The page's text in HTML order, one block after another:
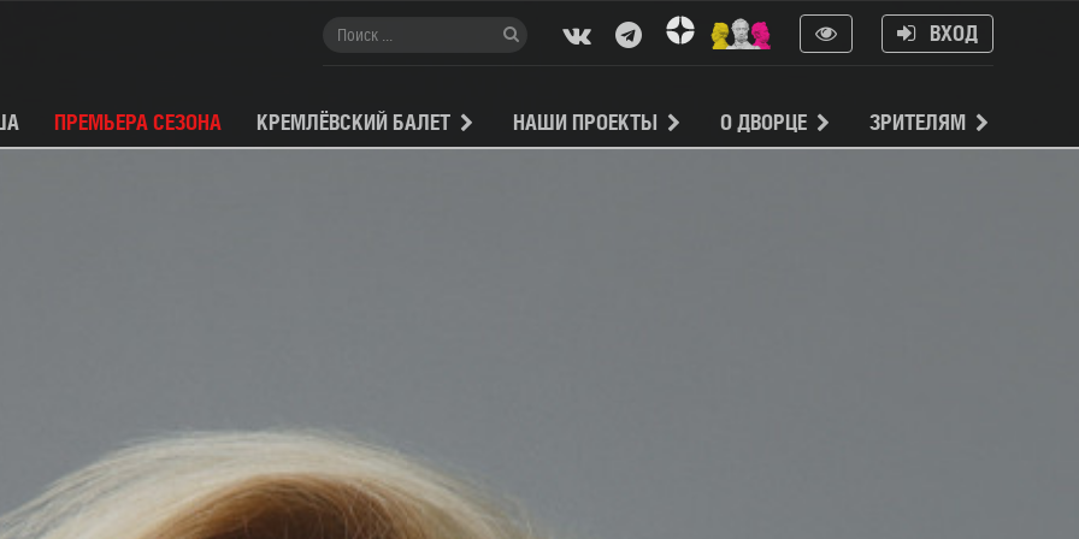
ВХОД
ПРЕМЬЕРА СЕЗОНА КРЕМЛЁВСКИЙ БАЛЕТ НАШИ ПРОЕКТЫ О ДВОРЦЕ ЗРИТЕЛЯМ